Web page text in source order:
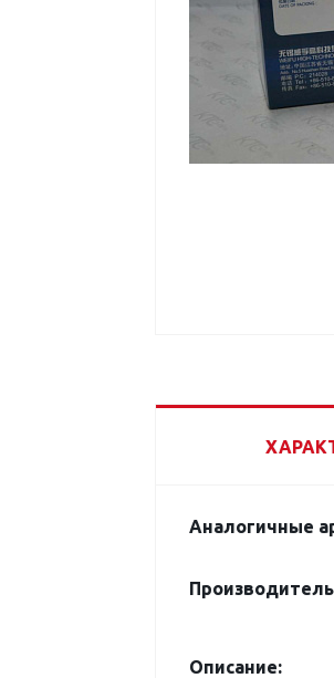
Аналогичные
Описание: